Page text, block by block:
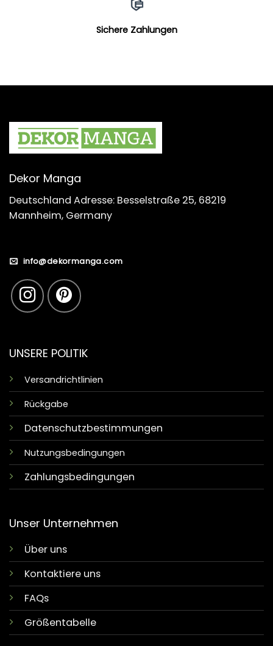
Sichere Zahlungen
Dekor Manga
Deutschland Adresse: Besselstraße 25, 68219
Mannheim, Germany
info@dekormanga.com
UNSERE POLITIK
Versandrichtlinien
Rückgabe
Datenschutzbestimmungen
Nutzungsbedingungen
Zahlungsbedingungen
Unser Unternehmen
Über uns
Kontaktiere uns
FAQs
Größentabelle